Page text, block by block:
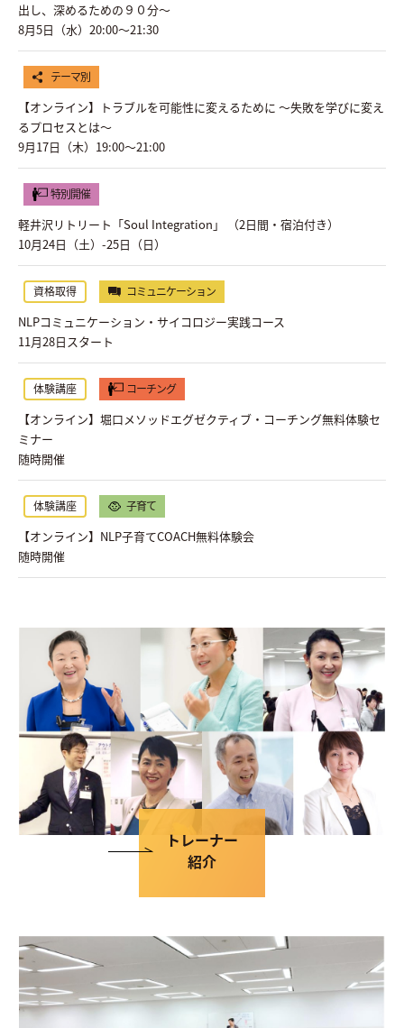
出し、深めるための９０分〜
8月5日（水）20:00〜21:30
テーマ別
【オンライン】トラブルを可能性に変えるために ～失敗を学びに変え
るプロセスとは～
9月17日（木）19:00〜21:00
特別開催
軽井沢リトリート「Soul Integration」 （2日間・宿泊付き）
10月24日（土）-25日（日）
資格取得 コミュニケーション
NLPコミュニケーション・サイコロジー実践コース
11月28日スタート
体験講座 コーチング
【オンライン】堀口メソッドエグゼクティブ・コーチング無料体験セ
ミナー
随時開催
体験講座 子育て
【オンライン】NLP子育てCOACH無料体験会
随時開催
トレーナー
紹介